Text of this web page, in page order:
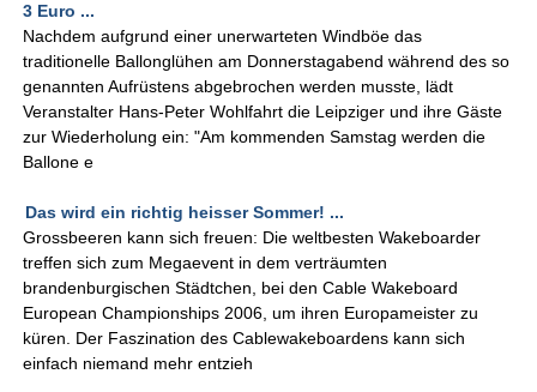
3 Euro ...
Nachdem aufgrund einer unerwarteten Windböe das
traditionelle Ballonglühen am Donnerstagabend während des so
genannten Aufrüstens abgebrochen werden musste, lädt
Veranstalter Hans-Peter Wohlfahrt die Leipziger und ihre Gäste
zur Wiederholung ein: "Am kommenden Samstag werden die
Ballone e
Das wird ein richtig heisser Sommer! ...
Grossbeeren kann sich freuen: Die weltbesten Wakeboarder
treffen sich zum Megaevent in dem verträumten
brandenburgischen Städtchen, bei den Cable Wakeboard
European Championships 2006, um ihren Europameister zu
küren. Der Faszination des Cablewakeboardens kann sich
einfach niemand mehr entzieh